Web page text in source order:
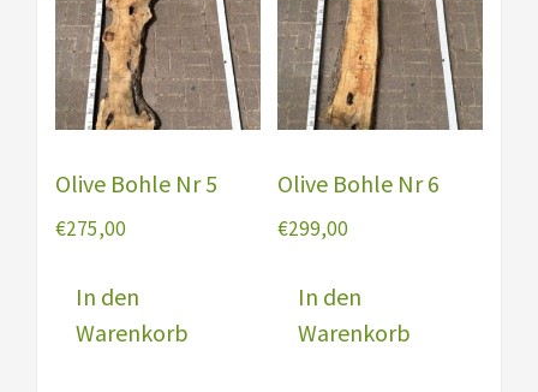
Olive Bohle Nr 5
€275,00
In den
Warenkorb
Olive Bohle Nr 6
€299,00
In den
Warenkorb